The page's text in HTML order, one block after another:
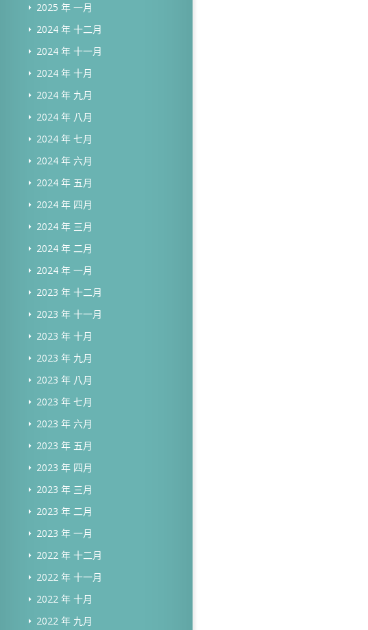
2025 年 一月
2024 年 十二月
2024 年 十一月
2024 年 十月
2024 年 九月
2024 年 八月
2024 年 七月
2024 年 六月
2024 年 五月
2024 年 四月
2024 年 三月
2024 年 二月
2024 年 一月
2023 年 十二月
2023 年 十一月
2023 年 十月
2023 年 九月
2023 年 八月
2023 年 七月
2023 年 六月
2023 年 五月
2023 年 四月
2023 年 三月
2023 年 二月
2023 年 一月
2022 年 十二月
2022 年 十一月
2022 年 十月
2022 年 九月